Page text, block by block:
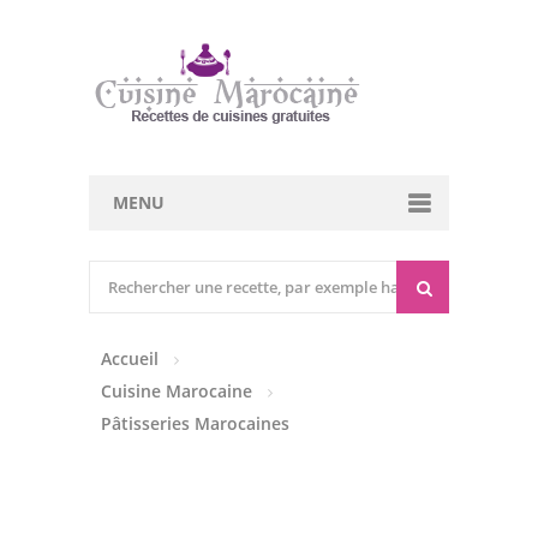
MENU
Entrées Froides
Tajines
Accueil
Cuisine Marocaine
Pâtisseries Marocaines